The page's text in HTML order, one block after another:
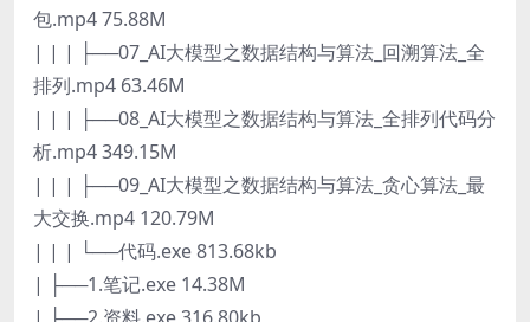
包.mp4 75.88M
| | | ├──07_AI大模型之数据结构与算法_回溯算法_全
排列.mp4 63.46M
| | | ├──08_AI大模型之数据结构与算法_全排列代码分
析.mp4 349.15M
| | | ├──09_AI大模型之数据结构与算法_贪心算法_最
大交换.mp4 120.79M
| | | └──代码.exe 813.68kb
| ├──1.笔记.exe 14.38M